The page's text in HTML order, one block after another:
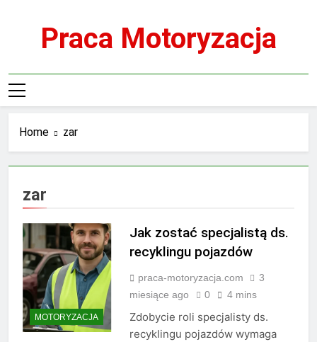
Praca Motoryzacja
Home zar
zar
MOTORYZACJA
Jak zostać specjalistą ds.
recyklingu pojazdów
praca-motoryzacja.com
3
miesiące ago
0 4 mins
Zdobycie roli specjalisty ds.
recyklingu pojazdów wymaga